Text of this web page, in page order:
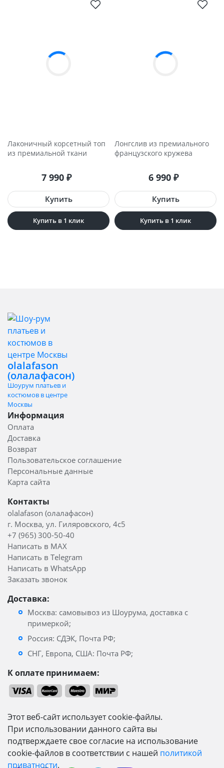
Лаконичный корсетный топ
из премиальной ткани
7 990 ₽
Купить в 1 клик
Лонгслив из премиального
французского кружева
6 990 ₽
Купить в 1 клик
olalafason
(олалафасон)
Шоурум платьев и
костюмов в центре
Москвы
Информация
Оплата
Доставка
Возврат
Пользовательское соглашение
Персональные данные
Карта сайта
Контакты
olalafason (олалафасон)
г. Москва, ул. Гиляровского, 4с5
+7 (965) 300-50-40
Написать в MAX
Написать в Telegram
Написать в WhatsApp
Заказать звонок
Доставка:
Москва: самовывоз из Шоурума, доставка с
примеркой;
Россия: СДЭК, Почта РФ;
СНГ, Европа, США: Почта РФ;
К оплате принимаем:
Этот веб-сайт использует cookie-файлы.
При использовании данного сайта вы
подтверждаете свое согласие на использование
cookie-файлов в соответствии с нашей политикой
приватности.